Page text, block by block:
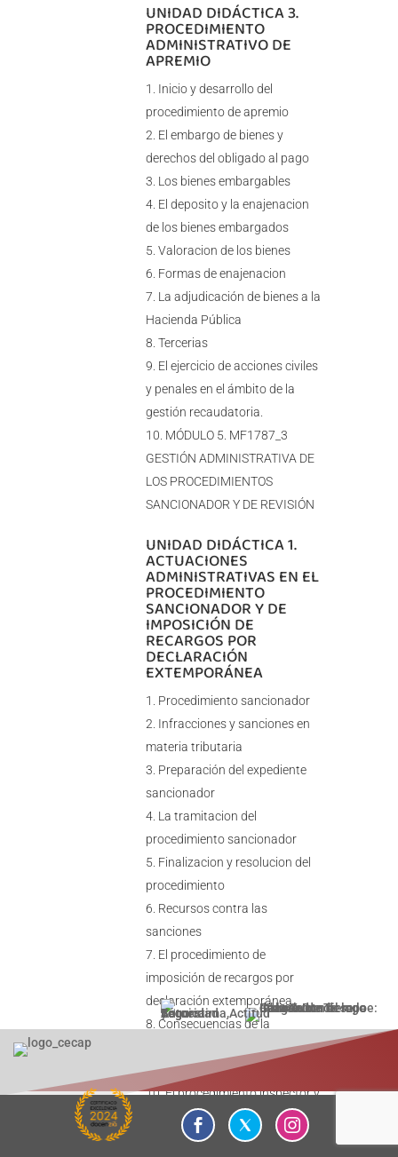
UNIDAD DIDÁCTICA 3.
PROCEDIMIENTO
ADMINISTRATIVO DE
APREMIO
Inicio y desarrollo del
procedimiento de apremio
El embargo de bienes y
derechos del obligado al pago
Los bienes embargables
El deposito y la enajenacion
de los bienes embargados
Valoracion de los bienes
Formas de enajenacion
La adjudicación de bienes a la
Hacienda Pública
Tercerias
El ejercicio de acciones civiles
y penales en el ámbito de la
gestión recaudatoria.
MÓDULO 5. MF1787_3
GESTIÓN ADMINISTRATIVA DE
LOS PROCEDIMIENTOS
SANCIONADOR Y DE REVISIÓN
UNIDAD DIDÁCTICA 1.
ACTUACIONES
ADMINISTRATIVAS EN EL
PROCEDIMIENTO
SANCIONADOR Y DE
IMPOSICIÓN DE
RECARGOS POR
DECLARACIÓN
EXTEMPORÁNEA
Procedimiento sancionador
Infracciones y sanciones en
materia tributaria
Preparación del expediente
sancionador
La tramitacion del
procedimiento sancionador
Finalizacion y resolucion del
procedimiento
Recursos contra las
sanciones
El procedimiento de
imposición de recargos por
declaración extemporánea
Consecuencias de la
declaracion extemporanea
El Delito Fiscal
El procedimiento inspector y
sancionador frente a los delitos
contra la Hacienda Publica
 